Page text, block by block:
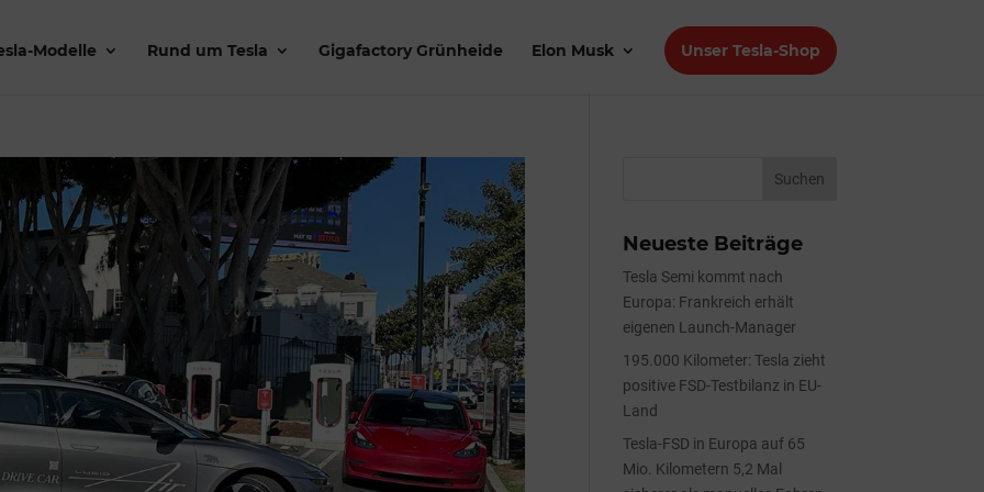
Modelle Rund um Tesla Gigafactory Grünheide Elon Musk Unser Tesla-Shop
Neueste Beiträge
Tesla Semi kommt nach
Europa: Frankreich erhält
eigenen Launch-Manager
195.000 Kilometer: Tesla zieht
positive FSD-Testbilanz in EU-
Land
Tesla-FSD in Europa auf 65
Mio. Kilometern 5,2 Mal